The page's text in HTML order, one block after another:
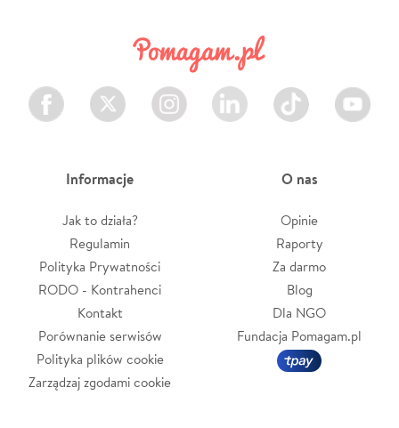
Facebook Twitter Instagram LinkedIn TikTok Youtube
Informacje
Jak to działa?
Regulamin
Polityka Prywatności
RODO - Kontrahenci
Kontakt
Porównanie serwisów
Polityka plików cookie
Zarządzaj zgodami cookie
O nas
Opinie
Raporty
Za darmo
Blog
Dla NGO
Fundacja Pomagam.pl